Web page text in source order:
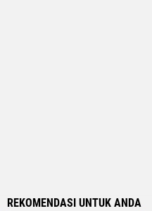
REKOMENDASI UNTUK ANDA